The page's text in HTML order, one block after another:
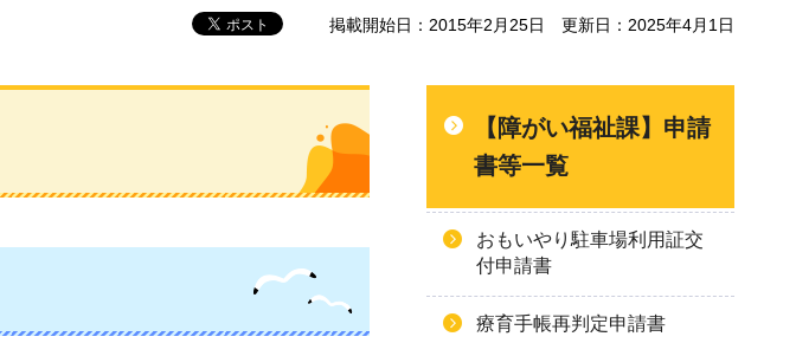
掲載開始日：2015年2月25日 更新日：2025年4月1日
【障がい福祉課】申請
書等一覧
おもいやり駐車場利用証交
付申請書
療育手帳再判定申請書